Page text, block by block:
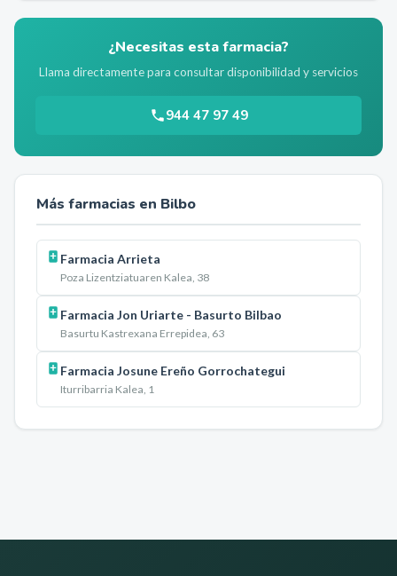
¿Necesitas esta farmacia?
Llama directamente para consultar disponibilidad y servicios
944 47 97 49
Más farmacias en Bilbo
Farmacia Arrieta
Poza Lizentziatuaren Kalea, 38
Farmacia Jon Uriarte - Basurto Bilbao
Basurtu Kastrexana Errepidea, 63
Farmacia Josune Ereño Gorrochategui
Iturribarria Kalea, 1